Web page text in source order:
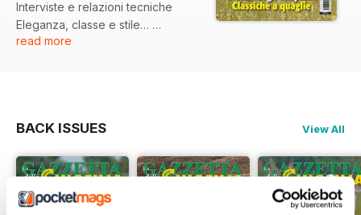
Interviste e relazioni tecniche
Eleganza, classe e stile…
che differenza c’è?
read more
BACK ISSUES View All